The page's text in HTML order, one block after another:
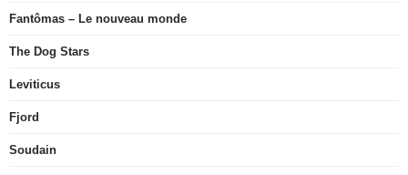
Fantômas – Le nouveau monde
The Dog Stars
Leviticus
Fjord
Soudain